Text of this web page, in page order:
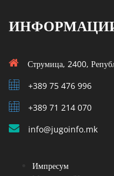
Струмица, 2400,
+389 75 476 996
+389 71 214 070
info@jugoinfo.mk
Импресум